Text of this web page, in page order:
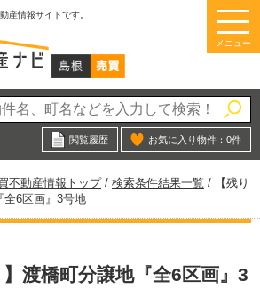
産情報サイトです。
メニュー
閲覧履歴 お気に入り物件： 0件
不動産情報トップ/ 検索条件結果一覧 /
【残り
全6区画』3号地
】渡橋町分譲地『全6区画』3